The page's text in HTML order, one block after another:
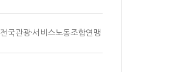
전국관광·서비스노동조합연맹